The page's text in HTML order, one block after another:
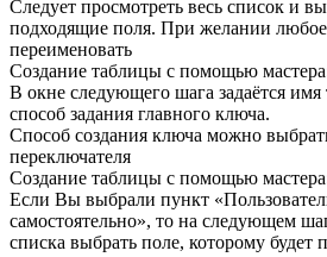
Следует просмотреть весь список и
подходящие поля. При желании
переименовать
Создание таблицы с помощью
В окне следующего шага задаётся
способ задания главного ключа.
Способ создания ключа можно
переключателя
Создание таблицы с помощью
Если Вы выбрали пункт
самостоятельно», то на следующем
списка выбрать поле, которому будет